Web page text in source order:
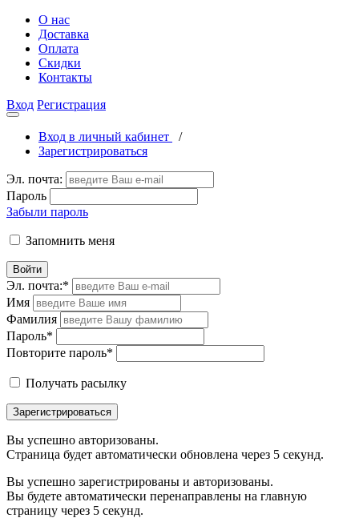
О нас
Доставка
Оплата
Скидки
Контакты
Вход Регистрация
Вход в личный кабинет
/
Зарегистрироваться
Эл. почта:
Пароль
Забыли пароль
Запомнить меня
Войти
Эл. почта:*
Имя
Фамилия
Пароль*
Повторите пароль*
Получать расылку
Зарегистрироваться
Вы успешно авторизованы.
Страница будет автоматически обновлена через 5 секунд.
Вы успешно зарегистрированы и авторизованы.
Вы будете автоматически перенаправлены на главную
страницу через 5 секунд.